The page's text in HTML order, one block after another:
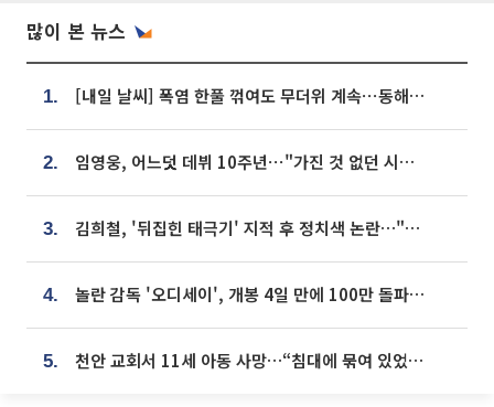
많이 본 뉴스
1. [내일 날씨] 폭염 한풀 꺾여도 무더위 계속⋯동해안 이틀 연속 비
2. 임영웅, 어느덧 데뷔 10주년⋯"가진 것 없던 시절, 내 앞엔 20명의 팬뿐"
3. 김희철, '뒤집힌 태극기' 지적 후 정치색 논란…"좌우 떠나 우리나라 국기"
4. 놀란 감독 '오디세이', 개봉 4일 만에 100만 돌파⋯'왕사남' 보다 빠르다
5. 천안 교회서 11세 아동 사망…“침대에 묶여 있었다” 진술 확보